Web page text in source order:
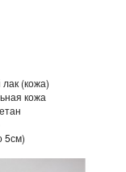
(кожа)
кожа
5см)